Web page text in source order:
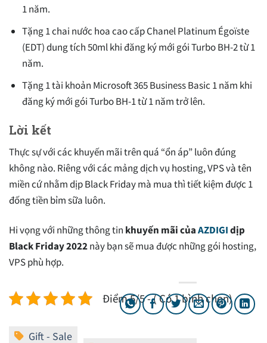
1 năm.
Tặng 1 chai nước hoa cao cấp Chanel Platinum Égoïste
(EDT) dung tích 50ml khi đăng ký mới gói Turbo BH-2 từ 1
năm.
Tặng 1 tài khoản Microsoft 365 Business Basic 1 năm khi
đăng ký mới gói Turbo BH-1 từ 1 năm trở lên.
Lời kết
Thực sự với các khuyến mãi trên quá “ổn áp” luôn đúng
không nào. Riêng với các mảng dịch vụ hosting, VPS và tên
miền cứ nhằm dịp Black Friday mà mua thì tiết kiệm được 1
đống tiền bỉm sữa luôn.
Hi vọng với những thông tin khuyến mãi củaAZDIGIdịp
Black Friday 2022này bạn sẽ mua được những gói hosting,
VPS phù hợp.
Điểm 5/5 - ( Có 1 bình chọn)